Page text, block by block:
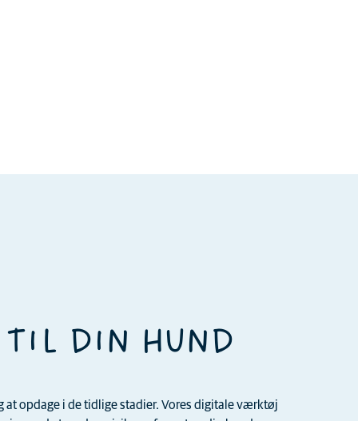
DIN HUND
at opdage i de tidlige stadier. Vores digitale værktøj